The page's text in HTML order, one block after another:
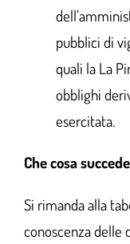
pubblici di
quali la La
obblighi
esercitata.
Che cosa
Si rimanda alla
conoscenza delle